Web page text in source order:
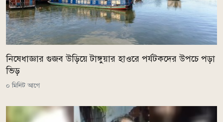
নিষেধাজ্ঞার গুজব উড়িয়ে টাঙ্গুয়ার হাওরে পর্যটকদের উপচে পড়া
ভিড়
০ মিনিট আগে